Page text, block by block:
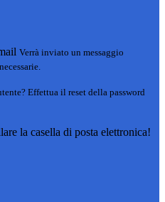
Verrà inviato un messaggio
Effettua il reset della password
la casella di posta elettronica!